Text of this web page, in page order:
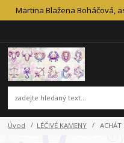
Martina Blažena Boháčová,
Úvod LÉČIVÉ KAMENY ACHÁT